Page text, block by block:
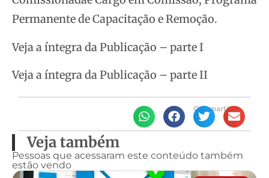
Permanente de Capacitação e Remoção.
Veja a íntegra da Publicação – parte I
Veja a íntegra da Publicação – parte II
Compartilhe
Veja também
Pessoas que acessaram este conteúdo também
estão vendo